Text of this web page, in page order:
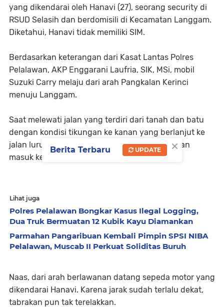
yang dikendarai oleh Hanavi (27), seorang security di
RSUD Selasih dan berdomisili di Kecamatan Langgam.
Diketahui, Hanavi tidak memiliki SIM.
Berdasarkan keterangan dari Kasat Lantas Polres
Pelalawan, AKP Enggarani Laufria, SIK, MSi, mobil
Suzuki Carry melaju dari arah Pangkalan Kerinci
menuju Langgam.
Saat melewati jalan yang terdiri dari tanah dan batu
dengan kondisi tikungan ke kanan yang berlanjut ke
jalan lurus, diduga mobil kehilangan kendali dan
masuk ke jalur kanan.
Lihat juga
Polres Pelalawan Bongkar Kasus Ilegal Logging,
Dua Truk Bermuatan 12 Kubik Kayu Diamankan
Parmahan Pangaribuan Kembali Pimpin SPSI NIBA
Pelalawan, Muscab II Perkuat Soliditas Buruh
Naas, dari arah berlawanan datang sepeda motor yang
dikendarai Hanavi. Karena jarak sudah terlalu dekat,
tabrakan pun tak terelakkan.
×
Berita Terbaru UPDATE